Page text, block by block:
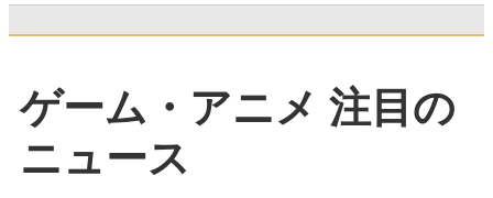
ゲーム・アニメ 注目の
ニュース